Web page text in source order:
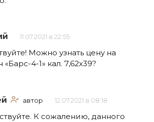
11.07.2021 в 22:55
Можно узнать цену на
«Барс-4-1» кал. 7,62х39?
автор 12.07.2021 в 08:18
К сожалению, данного